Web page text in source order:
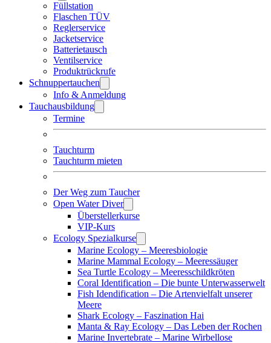
Füllstation
Flaschen TÜV
Reglerservice
Jacketservice
Batterietausch
Ventilservice
Produktrückrufe
Schnuppertauchen
Info & Anmeldung
Tauchausbildung
Termine
Tauchturm
Tauchturm mieten
Der Weg zum Taucher
Open Water Diver
Überstellerkurse
VIP-Kurs
Ecology Spezialkurse
Marine Ecology – Meeresbiologie
Marine Mammal Ecology – Meeressäuger
Sea Turtle Ecology – Meeresschildkröten
Coral Identification – Die bunte Unterwasserwelt
Fish Idendification – Die Artenvielfalt unserer
Meere
Shark Ecology – Faszination Hai
Manta & Ray Ecology – Das Leben der Rochen
Marine Invertebrate – Marine Wirbellose